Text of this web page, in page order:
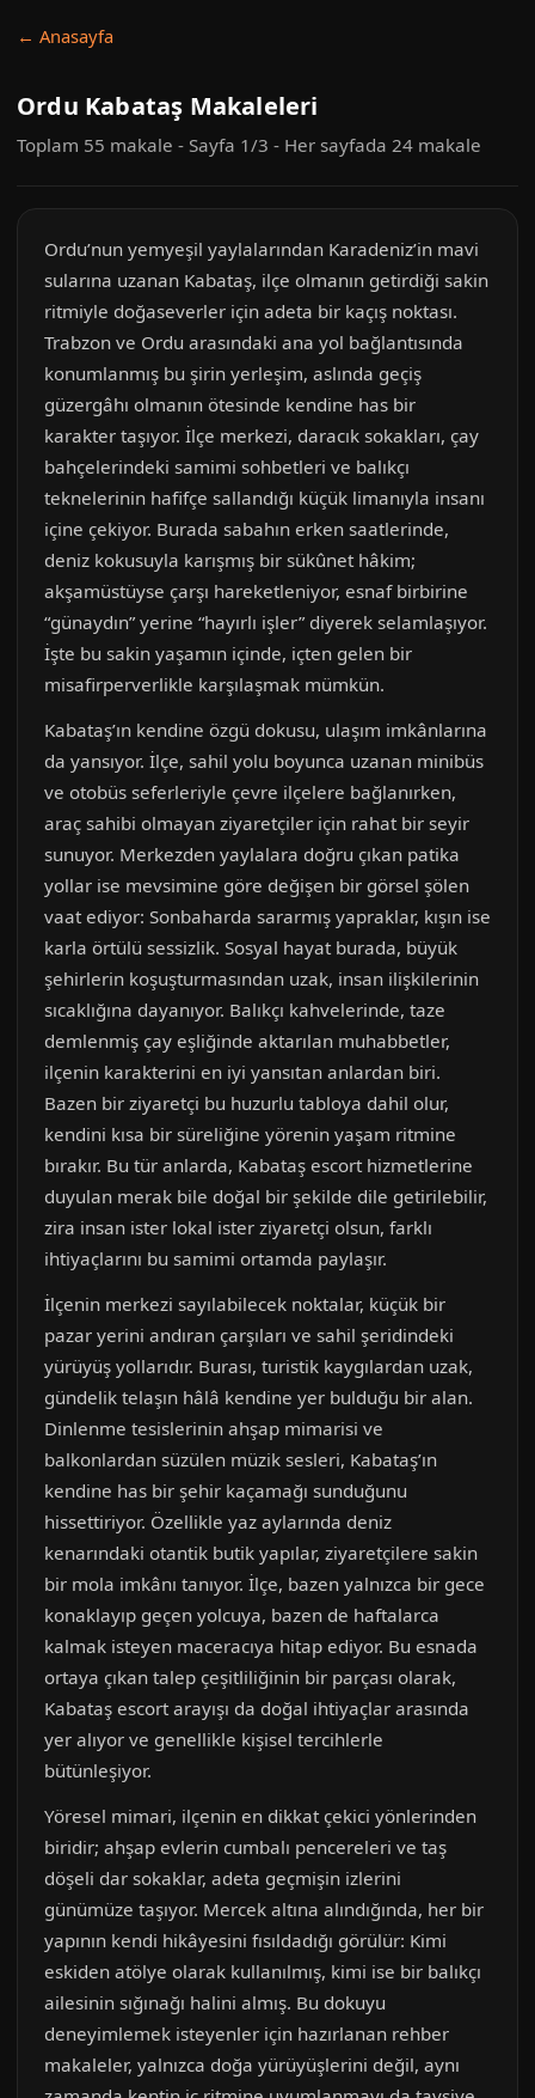
← Anasayfa
Ordu Kabataş Makaleleri
Toplam 55 makale - Sayfa 1/3 - Her sayfada 24 makale
Ordu’nun yemyeşil yaylalarından Karadeniz’in mavi
sularına uzanan Kabataş, ilçe olmanın getirdiği sakin
ritmiyle doğaseverler için adeta bir kaçış noktası.
Trabzon ve Ordu arasındaki ana yol bağlantısında
konumlanmış bu şirin yerleşim, aslında geçiş
güzergâhı olmanın ötesinde kendine has bir
karakter taşıyor. İlçe merkezi, daracık sokakları, çay
bahçelerindeki samimi sohbetleri ve balıkçı
teknelerinin hafifçe sallandığı küçük limanıyla insanı
içine çekiyor. Burada sabahın erken saatlerinde,
deniz kokusuyla karışmış bir sükûnet hâkim;
akşamüstüyse çarşı hareketleniyor, esnaf birbirine
“günaydın” yerine “hayırlı işler” diyerek selamlaşıyor.
İşte bu sakin yaşamın içinde, içten gelen bir
misafirperverlikle karşılaşmak mümkün.
Kabataş’ın kendine özgü dokusu, ulaşım imkânlarına
da yansıyor. İlçe, sahil yolu boyunca uzanan minibüs
ve otobüs seferleriyle çevre ilçelere bağlanırken,
araç sahibi olmayan ziyaretçiler için rahat bir seyir
sunuyor. Merkezden yaylalara doğru çıkan patika
yollar ise mevsimine göre değişen bir görsel şölen
vaat ediyor: Sonbaharda sararmış yapraklar, kışın ise
karla örtülü sessizlik. Sosyal hayat burada, büyük
şehirlerin koşuşturmasından uzak, insan ilişkilerinin
sıcaklığına dayanıyor. Balıkçı kahvelerinde, taze
demlenmiş çay eşliğinde aktarılan muhabbetler,
ilçenin karakterini en iyi yansıtan anlardan biri.
Bazen bir ziyaretçi bu huzurlu tabloya dahil olur,
kendini kısa bir süreliğine yörenin yaşam ritmine
bırakır. Bu tür anlarda, Kabataş escort hizmetlerine
duyulan merak bile doğal bir şekilde dile getirilebilir,
zira insan ister lokal ister ziyaretçi olsun, farklı
ihtiyaçlarını bu samimi ortamda paylaşır.
İlçenin merkezi sayılabilecek noktalar, küçük bir
pazar yerini andıran çarşıları ve sahil şeridindeki
yürüyüş yollarıdır. Burası, turistik kaygılardan uzak,
gündelik telaşın hâlâ kendine yer bulduğu bir alan.
Dinlenme tesislerinin ahşap mimarisi ve
balkonlardan süzülen müzik sesleri, Kabataş’ın
kendine has bir şehir kaçamağı sunduğunu
hissettiriyor. Özellikle yaz aylarında deniz
kenarındaki otantik butik yapılar, ziyaretçilere sakin
bir mola imkânı tanıyor. İlçe, bazen yalnızca bir gece
konaklayıp geçen yolcuya, bazen de haftalarca
kalmak isteyen maceracıya hitap ediyor. Bu esnada
ortaya çıkan talep çeşitliliğinin bir parçası olarak,
Kabataş escort arayışı da doğal ihtiyaçlar arasında
yer alıyor ve genellikle kişisel tercihlerle
bütünleşiyor.
Yöresel mimari, ilçenin en dikkat çekici yönlerinden
biridir; ahşap evlerin cumbalı pencereleri ve taş
döşeli dar sokaklar, adeta geçmişin izlerini
günümüze taşıyor. Mercek altına alındığında, her bir
yapının kendi hikâyesini fısıldadığı görülür: Kimi
eskiden atölye olarak kullanılmış, kimi ise bir balıkçı
ailesinin sığınağı halini almış. Bu dokuyu
deneyimlemek isteyenler için hazırlanan rehber
makaleler, yalnızca doğa yürüyüşlerini değil, aynı